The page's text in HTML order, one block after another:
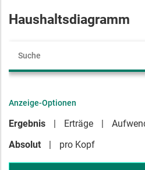
Haushaltsdiagramm
Anzeige-Optionen
Ergebnis Erträge
Absolut
pro Kopf